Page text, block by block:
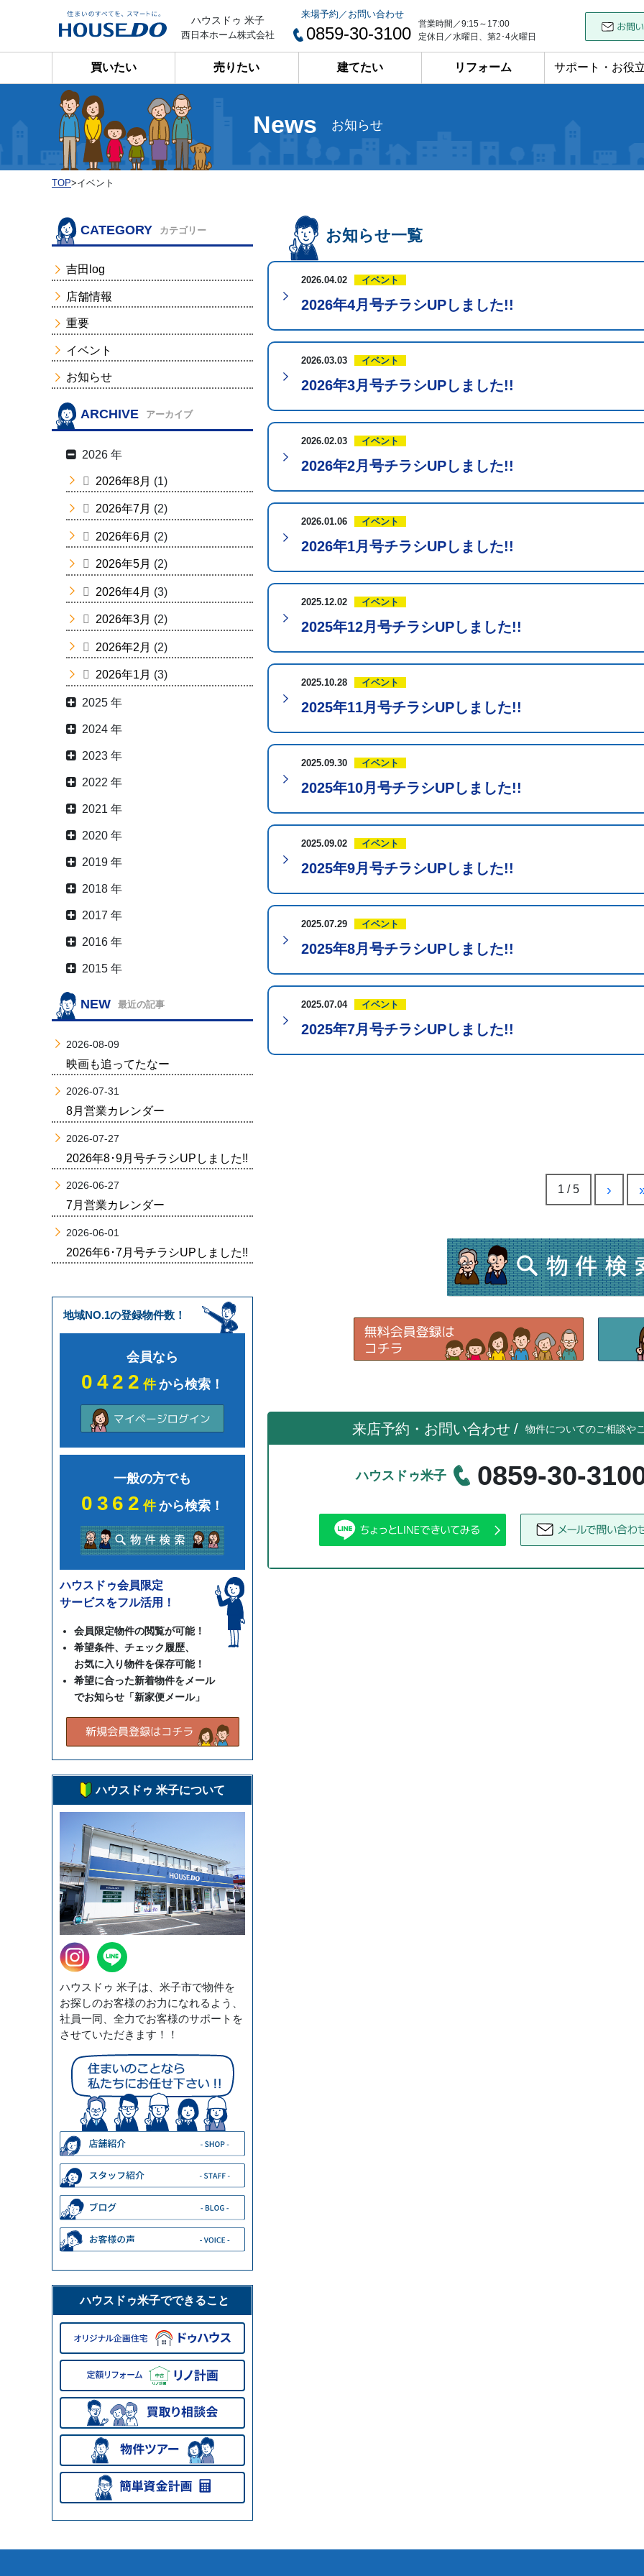
ハウスドゥ 米子
西日本ホーム株式会社
来場予約／お問い合わせ
0859-30-3100
営業時間／9:15～17:00
定休日／水曜日、第2･4火曜日
買いたい 売りたい 建てたい リフォーム サポート・お役
News お知らせ
TOP>イベント
お知らせ一覧
2026.04.02 イベント
2026年4月号チラシUPしました!!
2026.03.03 イベント
2026年3月号チラシUPしました!!
2026.02.03 イベント
2026年2月号チラシUPしました!!
2026.01.06 イベント
2026年1月号チラシUPしました!!
2025.12.02 イベント
2025年12月号チラシUPしました!!
2025.10.28 イベント
2025年11月号チラシUPしました!!
2025.09.30 イベント
2025年10月号チラシUPしました!!
2025.09.02 イベント
2025年9月号チラシUPしました!!
2025.07.29 イベント
2025年8月号チラシUPしました!!
2025.07.04 イベント
2025年7月号チラシUPしました!!
1 / 5 ›
来店予約・お問い合わせ / 物件についてのご相談や
ハウスドゥ米子 0859-30-
CATEGORY カテゴリー
吉田log
店舗情報
重要
イベント
お知らせ
ARCHIVE アーカイブ
2026 年
2026年8月 (1)
2026年7月 (2)
2026年6月 (2)
2026年5月 (2)
2026年4月 (3)
2026年3月 (2)
2026年2月 (2)
2026年1月 (3)
2025 年
2024 年
2023 年
2022 年
2021 年
2020 年
2019 年
2018 年
2017 年
2016 年
2015 年
NEW 最近の記事
2026-08-09
映画も追ってたなー
2026-07-31
8月営業カレンダー
2026-07-27
2026年8･9月号チラシUPしました!!
2026-06-27
7月営業カレンダー
2026-06-01
2026年6･7月号チラシUPしました!!
地域NO.1の登録物件数！
会員なら
0422件から検索！
一般の方でも
0362件から検索！
ハウスドゥ会員限定
サービスをフル活用！
会員限定物件の閲覧が可能！
希望条件、チェック履歴、
お気に入り物件を保存可能！
希望に合った新着物件をメール
でお知らせ「新家便メール」
ハウスドゥ 米子について
ハウスドゥ 米子は、米子市で物件を
お探しのお客様のお力になれるよう、
社員一同、全力でお客様のサポートを
させていただきます！！
ハウスドゥ米子でできること